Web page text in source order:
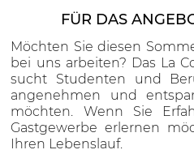
FÜR DAS
Möchten Sie diesen
bei uns arbeiten? Das La
sucht Studenten und
angenehmen und
möchten. Wenn Sie
Gastgewerbe erlernen
Ihren Lebenslauf.